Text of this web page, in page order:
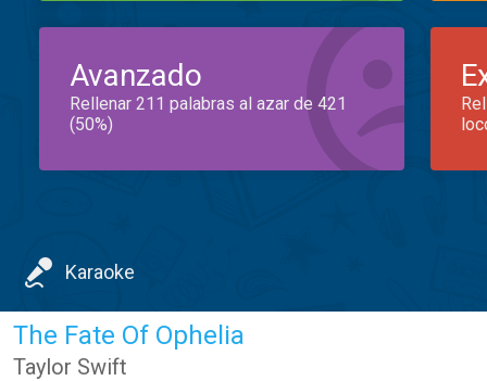
Avanzado
Rellenar 211 palabras al azar de 421
(50%)
Karaoke
The Fate Of Ophelia
Taylor Swift